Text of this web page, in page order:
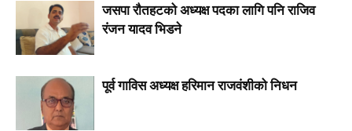
जसपा राैतहटको अध्यक्ष पदका लागि पनि राजिव
रंजन यादव भिडने
पूर्व गाविस अध्यक्ष हरिमान राजवंशीको निधन